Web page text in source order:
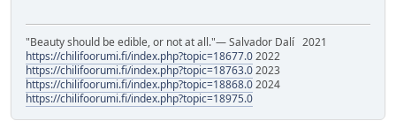
"Beauty should be edible, or not at all."― Salvador Dalí 2021
https://chilifoorumi.fi/index.php?topic=18677.02022
https://chilifoorumi.fi/index.php?topic=18763.02023
https://chilifoorumi.fi/index.php?topic=18868.02024
https://chilifoorumi.fi/index.php?topic=18975.0